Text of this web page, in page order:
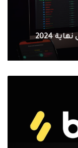
تحليل أداء منصة Olymp Trade في نهاية 2024